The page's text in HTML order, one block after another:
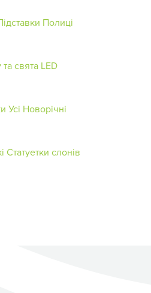
Полиці
свята LED
Усі Новорічні
Статуетки слонів